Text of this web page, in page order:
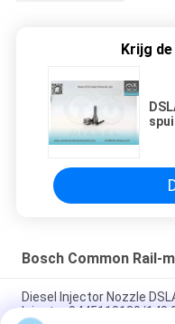
Krijg
Bosch Common Rail-
Diesel Injector Nozzle
Injector 0445110139/